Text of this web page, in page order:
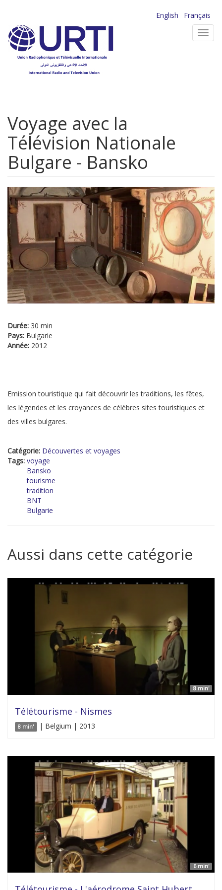
contenu
principal
English
Français
Voyage avec la
Télévision Nationale
Bulgare - Bansko
Durée: 30 min
Pays: Bulgarie
Année: 2012
Emission touristique qui fait découvrir les traditions, les fêtes,
les légendes et les croyances de célèbres sites touristiques et
des villes bulgares.
Catégorie: Découvertes et voyages
Tags: voyage
Bansko
tourisme
tradition
BNT
Bulgarie
Aussi dans cette catégorie
8 min'
Télétourisme - Nismes
8 min' | Belgium | 2013
6 min'